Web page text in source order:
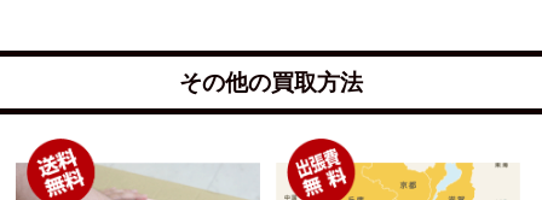
その他の買取方法